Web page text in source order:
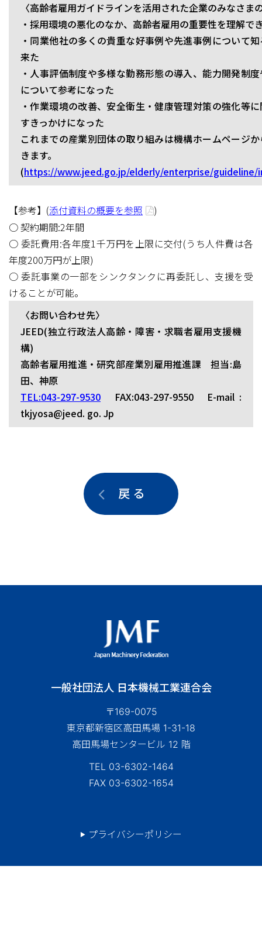
〈高齢者雇用ガイドラインを活用された企業のみなさま
・採用環境の悪化のなか、高齢者雇用の重要性を理解で
・同業他社の多くの貴重な好事例や先進事例について
来た
・人事評価制度や多様な勤務形態の導入、能力開発制
について参考になった
・作業環境の改善、安全衛生・健康管理対策の強化等
すきっかけになった
これまでの産業別団体の取り組みは機構ホームページ
きます。
(https://www.jeed.go.jp/elderly/enterprise/guideline/
【参考】(添付資料の概要を参照
)
○ 契約期間:2年間
○ 委託費用:各年度1千万円を上限に交付(うち人件費は各
年度200万円が上限)
○ 委託事業の一部をシンクタンクに再委託し、支援を受
けることが可能。
〈お問い合わせ先〉
JEED(独立行政法人高齢・障害・求職者雇用支援機
構)
高齢者雇用推進・研究部産業別雇用推進課 担当:島
田、神原
TEL:043-297-9530 FAX:043-297-9550 E-mail :
tkjyosa@jeed. go. Jp
戻 る
一般社団法人 日本機械工業連合会
〒169-0075
東京都新宿区高田馬場 1-31-18
高田馬場センタービル 12 階
TEL 03-6302-1464
FAX 03-6302-1654
プライバシーポリシー